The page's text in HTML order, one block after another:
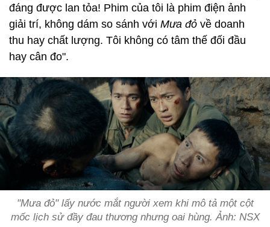
đáng được lan tỏa! Phim của tôi là phim điện ảnh
giải trí, không dám so sánh với Mưa đỏ về doanh
thu hay chất lượng. Tôi không có tâm thế đối đầu
hay cân đo".
"Mưa đỏ" lấy nước mắt người xem khi mô tả một cột
mốc lịch sử đầy đau thương nhưng oai hùng. Ảnh: NSX